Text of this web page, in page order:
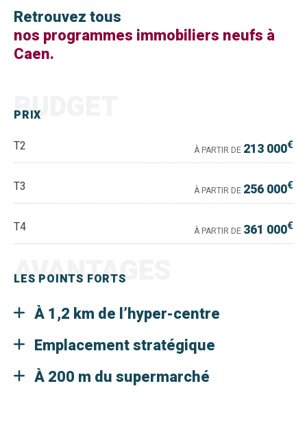
Retrouvez tous
nos programmes immobiliers neufs à
Caen.
PRIX
BUDGET
T2 À PARTIR DE 213 000€
T3 À PARTIR DE 256 000€
T4 À PARTIR DE 361 000€
LES POINTS FORTS
AVANTAGES
À 1,2 km de l’hyper-centre
Emplacement stratégique
À 200 m du supermarché